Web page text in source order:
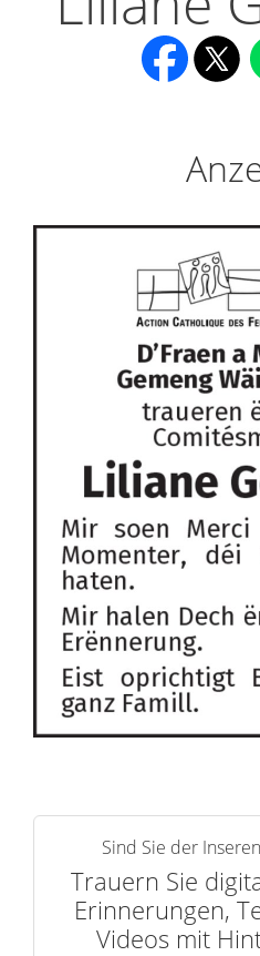
Sind Sie der
Trauern Sie
Erinnerungen,
Videos mit